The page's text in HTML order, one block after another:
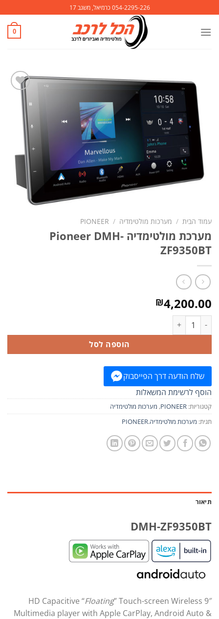
054-2295-226 כרמיאל, משגב 17
0
הוסף
לרשימת
המשאלות
עמוד הבית / מערכות מולטימדיה /
PIONEER
מערכת מולטימדיה Pioneer DMH-
ZF9350BT
₪4,200.00
כמות של מערכת מולטימדיה Pioneer DMH-ZF9350BT
הוספה לסל
שלח הודעה דרך הפייסבוק
הוסף לרשימת המשאלות
קטגוריות: PIONEER
, מערכות מולטימדיה
תגית: מערכות מולטימדיה.PIONEER
תיאור
DMH-ZF9350BT
9″ HD Capacitive “
Floating” Touch-screen Wireless
Multimedia player with Apple CarPlay, Android Auto &